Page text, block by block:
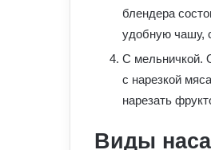
блендера
удобную чашу,
С мельничкой.
с нарезкой
нарезать
Виды